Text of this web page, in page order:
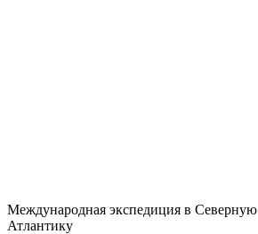
Международная экспедиция в Северную
Атлантику